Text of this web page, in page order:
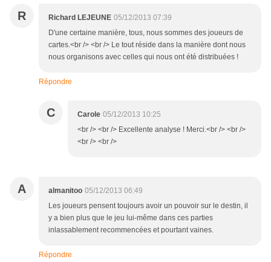
R Richard LEJEUNE 05/12/2013 07:39
D'une certaine manière, tous, nous sommes des joueurs de
cartes.<br /> <br /> Le tout réside dans la manière dont nous
nous organisons avec celles qui nous ont été distribuées !
Répondre
C Carole 05/12/2013 10:25
<br /> <br /> Excellente analyse ! Merci.<br /> <br />
<br /> <br />
A almanitoo 05/12/2013 06:49
Les joueurs pensent toujours avoir un pouvoir sur le destin, il
y a bien plus que le jeu lui-même dans ces parties
inlassablement recommencées et pourtant vaines.
Répondre